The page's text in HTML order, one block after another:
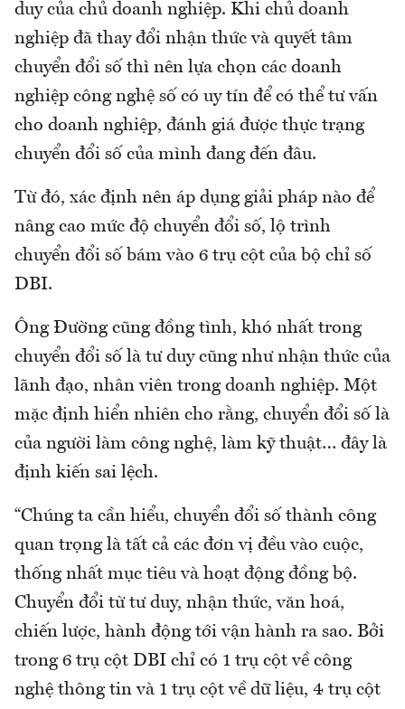
duy của chủ doanh nghiệp. Khi chủ doanh
nghiệp đã thay đổi nhận thức và quyết tâm
chuyển đổi số thì nên lựa chọn các doanh
nghiệp công nghệ số có uy tín để có thể tư vấn
cho doanh nghiệp, đánh giá được thực trạng
chuyển đổi số của mình đang đến đâu.
Từ đó, xác định nên áp dụng giải pháp nào để
nâng cao mức độ chuyển đổi số, lộ trình
chuyển đổi số bám vào 6 trụ cột của bộ chỉ số
DBI.
Ông Đường cũng đồng tình, khó nhất trong
chuyển đổi số là tư duy cũng như nhận thức của
lãnh đạo, nhân viên trong doanh nghiệp. Một
mặc định hiển nhiên cho rằng, chuyển đổi số là
của người làm công nghệ, làm kỹ thuật… đây là
định kiến sai lệch.
“Chúng ta cần hiểu, chuyển đổi số thành công
quan trọng là tất cả các đơn vị đều vào cuộc,
thống nhất mục tiêu và hoạt động đồng bộ.
Chuyển đổi từ tư duy, nhận thức, văn hoá,
chiến lược, hành động tới vận hành ra sao. Bởi
trong 6 trụ cột DBI chỉ có 1 trụ cột về công
nghệ thông tin và 1 trụ cột về dữ liệu, 4 trụ cột